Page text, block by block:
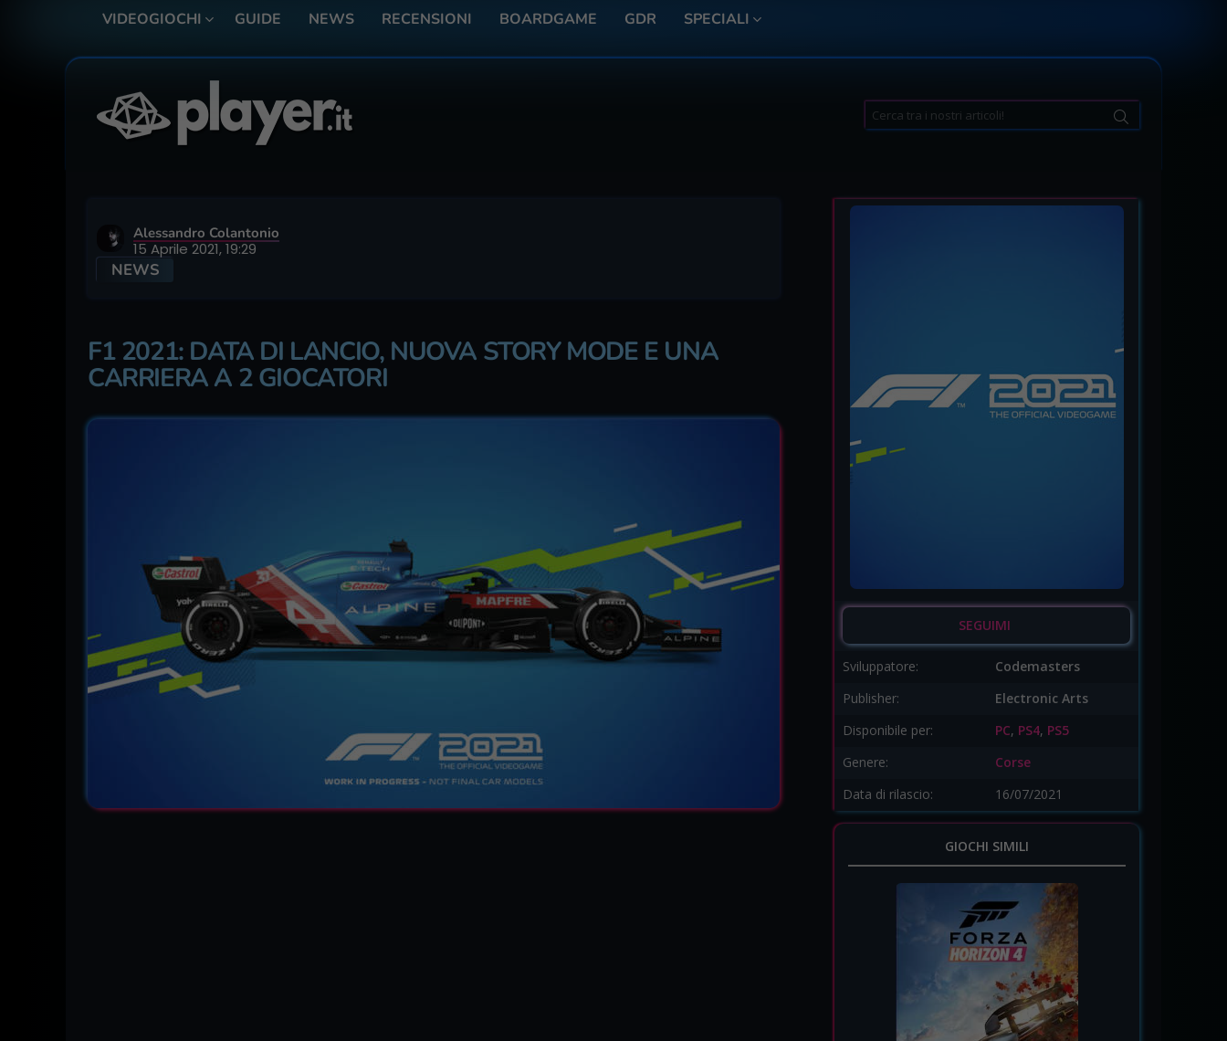
VIDEOGIOCHI GUIDE NEWS RECENSIONI BOARDGAME GDR SPECIALI
Search
for:
Alessandro Colantonio
15 Aprile 2021, 19:29
NEWS
F1 2021: DATA DI LANCIO, NUOVA STORY MODE E UNA
CARRIERA A 2 GIOCATORI
SEGUIMI
Sviluppatore:
Codemasters
Publisher:
Electronic Arts
Disponibile per:
PC, PS4, PS5
Genere:
Corse
Data di rilascio:
16/07/2021
GIOCHI SIMILI